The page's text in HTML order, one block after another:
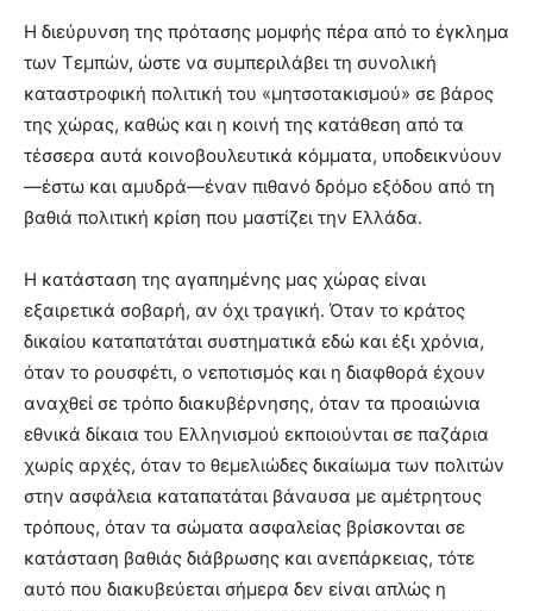
Η διεύρυνση της πρότασης μομφής πέρα από το έγκλημα
των Τεμπών, ώστε να συμπεριλάβει τη συνολική
καταστροφική πολιτική του «μητσοτακισμού» σε βάρος
της χώρας, καθώς και η κοινή της κατάθεση από τα
τέσσερα αυτά κοινοβουλευτικά κόμματα, υποδεικνύουν
—έστω και αμυδρά—έναν πιθανό δρόμο εξόδου από τη
βαθιά πολιτική κρίση που μαστίζει την Ελλάδα.
Η κατάσταση της αγαπημένης μας χώρας είναι
εξαιρετικά σοβαρή, αν όχι τραγική. Όταν το κράτος
δικαίου καταπατάται συστηματικά εδώ και έξι χρόνια,
όταν το ρουσφέτι, ο νεποτισμός και η διαφθορά έχουν
αναχθεί σε τρόπο διακυβέρνησης, όταν τα προαιώνια
εθνικά δίκαια του Ελληνισμού εκποιούνται σε παζάρια
χωρίς αρχές, όταν το θεμελιώδες δικαίωμα των πολιτών
στην ασφάλεια καταπατάται βάναυσα με αμέτρητους
τρόπους, όταν τα σώματα ασφαλείας βρίσκονται σε
κατάσταση βαθιάς διάβρωσης και ανεπάρκειας, τότε
αυτό που διακυβεύεται σήμερα δεν είναι απλώς η